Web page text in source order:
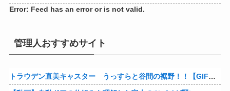
Error: Feed has an error or is not valid.
管理人おすすめサイト
トラウデン直美キャスター うっすらと谷間の裾野！！【GIF動画あり】